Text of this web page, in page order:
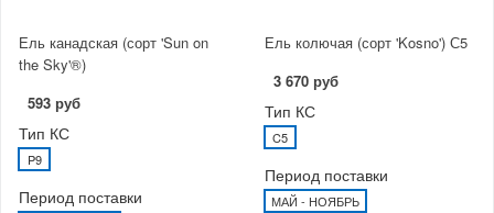
Ель канадская (сорт 'Sun on
the Sky'®)
593 руб
Тип КС
P9
Период поставки
Ель колючая (сорт 'Kosno') С5
3 670 руб
Тип КС
C5
Период поставки
МАЙ - НОЯБРЬ